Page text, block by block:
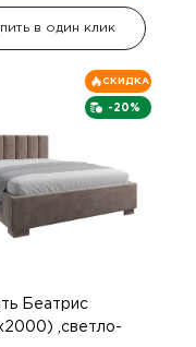
в один клик
-20%
СКИДКА
Беатрис
,светло-